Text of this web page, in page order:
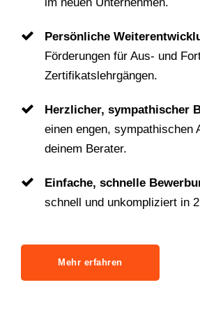
Persönliche
Förderungen für Aus- und
Zertifikatslehrgängen.
Herzlicher, sympathischer
einen engen, sympathischen
deinem Berater.
Einfache, schnelle
schnell und unkompliziert in
Mehr erfahren